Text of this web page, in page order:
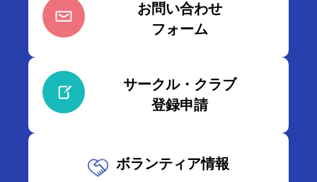
お問い合わせ
フォーム
サークル・クラブ
登録申請
ボランティア情報